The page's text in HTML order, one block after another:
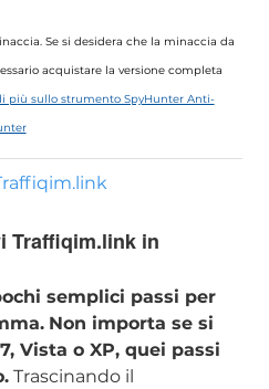
Se si desidera che la minaccia da
acquistare la versione completa
più sullo strumento SpyHunter Anti-
Traffiqim.link in
semplici passi per
Non importa se si
Vista o XP, quei passi
Trascinando il